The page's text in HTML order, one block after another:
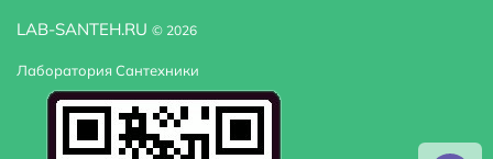
LAB-SANTEH.RU © 2026
Лаборатория Сантехники